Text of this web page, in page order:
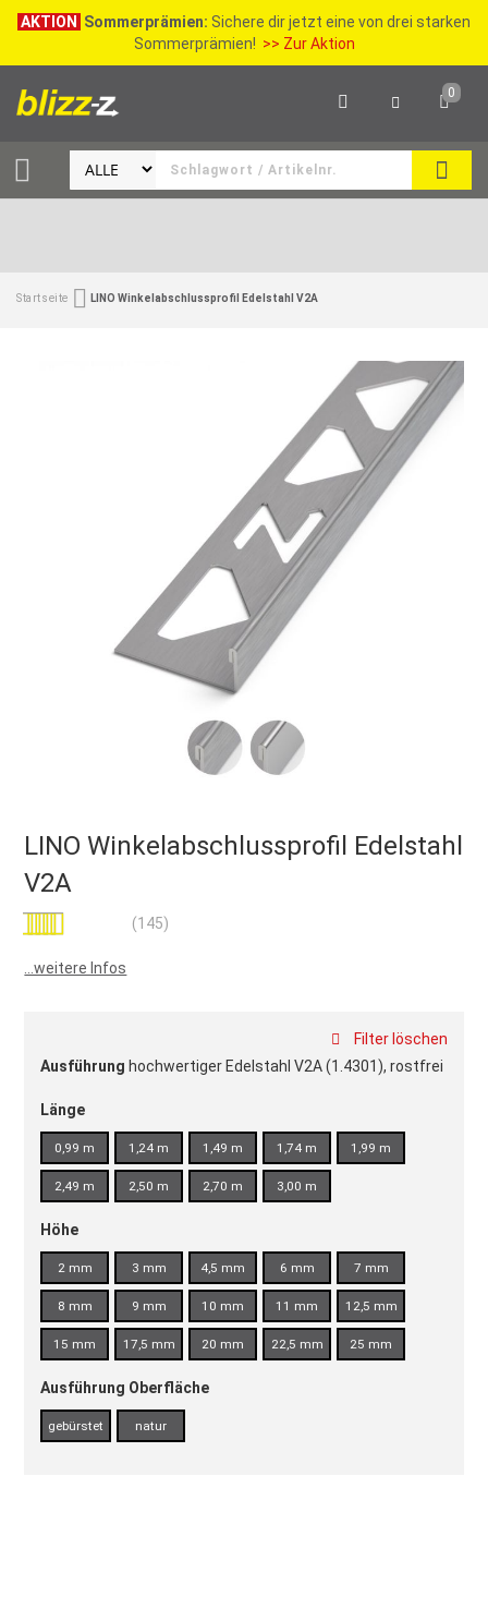
AKTION Sommerprämien: Sichere dir jetzt eine von drei starken
Sommerprämien! >> Zur Aktion
0
Startseite LINO Winkelabschlussprofil Edelstahl V2A
LINO Winkelabschlussprofil Edelstahl
V2A
Bewertung: (145)
...weitere Infos
Filter löschen
Länge
0,99 m 1,24 m 1,49 m 1,74 m 1,99 m
2,49 m 2,50 m 2,70 m 3,00 m
Höhe
2 mm 3 mm 4,5 mm 6 mm 7 mm
8 mm 9 mm 10 mm 11 mm 12,5 mm
15 mm 17,5 mm 20 mm 22,5 mm 25 mm
Ausführung Oberfläche
gebürstet natur
Ausführung hochwertiger Edelstahl V2A (1.4301), rostfrei